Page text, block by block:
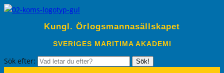
Kungl. Örlogsmannasällskapet
SVERIGES MARITIMA AKADEMI
Sök efter: Sök!